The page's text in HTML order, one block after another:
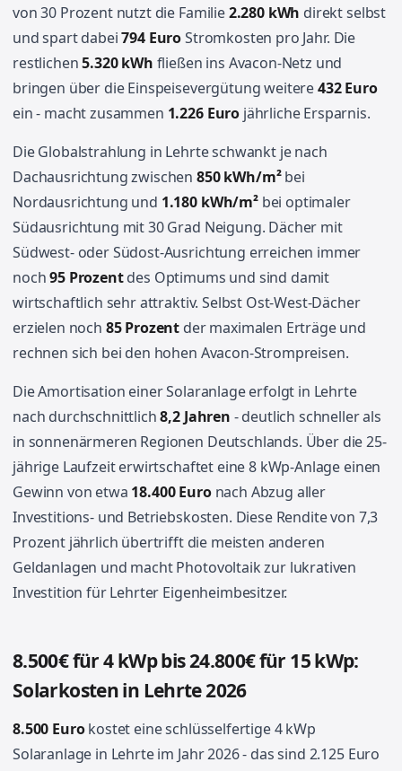
von 30 Prozent nutzt die Familie2.280 kWh direkt selbst
und spart dabei794 EuroStromkosten pro Jahr. Die
restlichen5.320 kWh fließen ins Avacon-Netz und
bringen über die Einspeisevergütung weitere432 Euro
ein - macht zusammen 1.226 Euro jährliche Ersparnis.
Die Globalstrahlung in Lehrte schwankt je nach
Dachausrichtung zwischen 850 kWh/m²bei
Nordausrichtung und 1.180 kWh/m²bei optimaler
Südausrichtung mit 30 Grad Neigung. Dächer mit
Südwest- oder Südost-Ausrichtung erreichen immer
noch95 Prozentdes Optimums und sind damit
wirtschaftlich sehr attraktiv. Selbst Ost-West-Dächer
erzielen noch 85 Prozent der maximalen Erträge und
rechnen sich bei den hohen Avacon-Strompreisen.
Die Amortisation einer Solaranlage erfolgt in Lehrte
nach durchschnittlich8,2 Jahren - deutlich schneller als
in sonnenärmeren Regionen Deutschlands. Über die 25-
jährige Laufzeit erwirtschaftet eine 8 kWp-Anlage einen
Gewinn von etwa 18.400 Euronach Abzug aller
Investitions- und Betriebskosten. Diese Rendite von 7,3
Prozent jährlich übertrifft die meisten anderen
Geldanlagen und macht Photovoltaik zur lukrativen
Investition für Lehrter Eigenheimbesitzer.
8.500€ für 4 kWp bis 24.800€ für 15 kWp:
Solarkosten in Lehrte 2026
8.500 Eurokostet eine schlüsselfertige 4 kWp
Solaranlage in Lehrte im Jahr 2026 - das sind 2.125 Euro